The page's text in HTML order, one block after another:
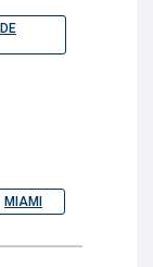
MIAMI